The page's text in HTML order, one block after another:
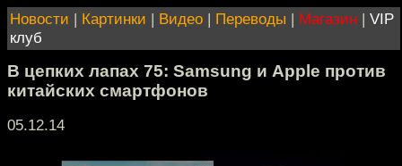
Новости | Картинки | Видео | Переводы | Магазин | VIP
клуб
В цепких лапах 75: Samsung и Apple против
китайских смартфонов
05.12.14